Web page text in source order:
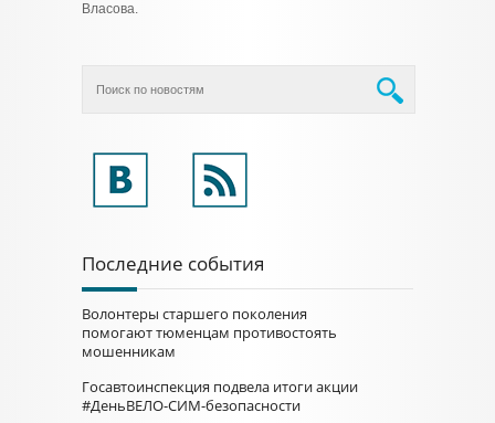
Власова.
Последние события
Волонтеры старшего поколения
помогают тюменцам противостоять
мошенникам
Госавтоинспекция подвела итоги акции
#ДеньВЕЛО-СИМ-безопасности